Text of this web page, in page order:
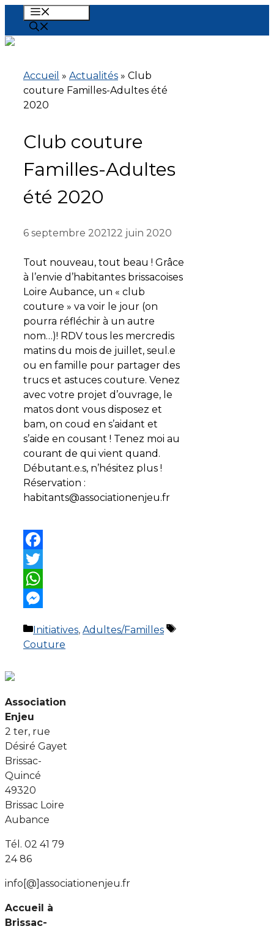
contenu
Accueil » Actualités » Club
couture Familles-Adultes été
2020
Club couture
Familles-Adultes
été 2020
6 septembre 202122 juin 2020
Tout nouveau, tout beau ! Grâce
à l’envie d’habitantes brissacoises
Loire Aubance, un « club
couture » va voir le jour (on
pourra réfléchir à un autre
nom…)! RDV tous les mercredis
matins du mois de juillet, seul.e
ou en famille pour partager des
trucs et astuces couture. Venez
avec votre projet d’ouvrage, le
matos dont vous disposez et
bam, on coud en s’aidant et
s’aide en cousant ! Tenez moi au
courant de qui vient quand.
Débutant.e.s, n’hésitez plus !
Réservation :
habitants@associationenjeu.fr
Facebook
Twitter
WhatsApp
Catégories
Initiatives, Adultes/Familles
Étiquettes
Couture
Association
Enjeu
2 ter, rue
Désiré Gayet
Brissac-
Quincé
49320
Brissac Loire
Aubance
Tél. 02 41 79
24 86
info[@]associationenjeu.fr
Accueil à
Brissac-